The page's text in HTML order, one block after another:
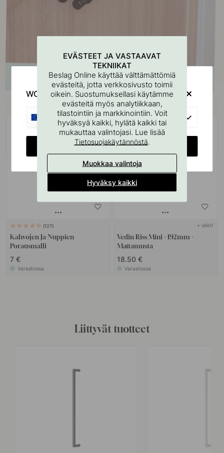
Osta yhdessä
127
Kahvojen Ja Nuppien
Porausmalli
7 €
Varastossa
+ VÄRIT
Vedin Riss Mini - 192mm -
Mattamusta
18.50 €
Varastossa
Liittyvät tuotteet
EVÄSTEET JA VASTAAVAT
TEKNIIKAT
Beslag Online käyttää välttämättömiä
evästeitä, jotta verkkosivusto toimii
oikein. Suostumuksellasi käytämme
evästeitä myös analytiikkaan,
tilastointiin ja markkinointiin. Voit
hyväksyä kaikki, hylätä kaikki tai
mukauttaa valintojasi. Lue lisää
Tietosuojakäytännöstä.
Muokkaa valintoja
Hyväksy kaikki
WOULD YOU RATHER VISIT?
EU
CHANGE COUNTRY